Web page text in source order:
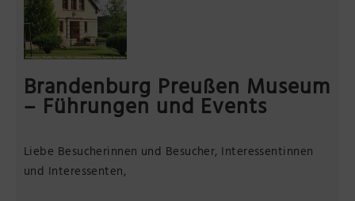
Brandenburg Preußen Museum
– Führungen und Events
Liebe Besucherinnen und Besucher, Interessentinnen
und Interessenten,